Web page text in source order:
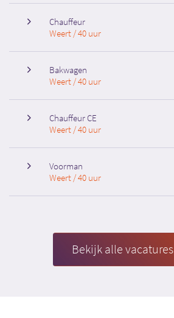
Chauffeur
Weert / 40 uur
Bakwagen
Weert / 40 uur
Chauffeur CE
Weert / 40 uur
Voorman
Weert / 40 uur
Bekijk alle vacatures